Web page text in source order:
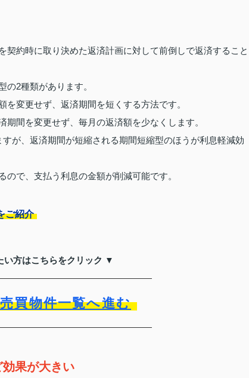
約時に取り決めた返済計画に対して前倒しで返済すること
2種類があります。
変更せず、返済期間を短くする方法です。
間を変更せず、毎月の返済額を少なくします。
が、返済期間が短縮される期間短縮型のほうが利息軽減効
で、支払う利息の金額が削減可能です。
ご紹介
い方はこちらをクリック ▼
買物件一覧へ進む
果が大きい